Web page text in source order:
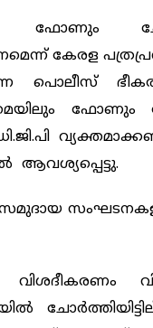
ഫോണും
കേരള
പൊലീസ്
ഫോണും
ആവശ്യപ്പെട്ടു.
സമുദായ